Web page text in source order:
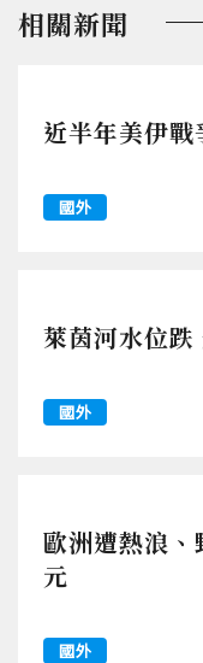
相關新聞
近半年美伊
國外
萊茵河水位
國外
歐洲遭熱浪
元
國外